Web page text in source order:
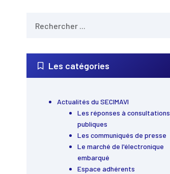
Les catégories
Actualités du SECIMAVI
Les réponses à consultations
publiques
Les communiqués de presse
Le marché de l'électronique
embarqué
Espace adhérents